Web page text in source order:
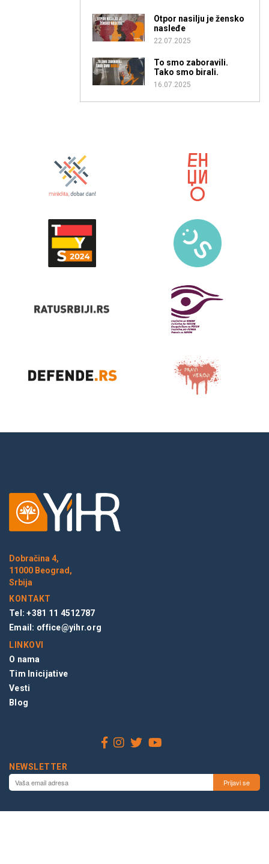
Otpor nasilju je žensko
nasleđe
22.07.2025
To smo zaboravili.
Tako smo birali.
16.07.2025
Dobračina 4,
11000 Beograd,
Srbija
KONTAKT
Tel: +381 11 4512787
Email: office@yihr.org
LINKOVI
O nama
Tim Inicijative
Vesti
Blog
NEWSLETTER